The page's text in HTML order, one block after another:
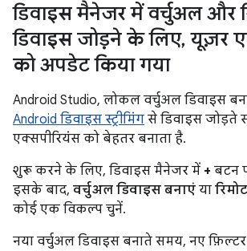
डिवाइस मैनेजर में वर्चुअल और
डिवाइस जोड़ने के लिए, यूज़र
को अपडेट किया गया
Android Studio, लोकल वर्चुअल डिवाइस
Android डिवाइस स्ट्रीमिंग से डिवाइस जोड़ते
एक्सपीरियंस को बेहतर बनाता है.
शुरू करने के लिए, डिवाइस मैनेजर में + बटन
इसके बाद, वर्चुअल डिवाइस बनाएं या
कोई एक विकल्प चुनें.
नया वर्चुअल डिवाइस बनाते समय, नए